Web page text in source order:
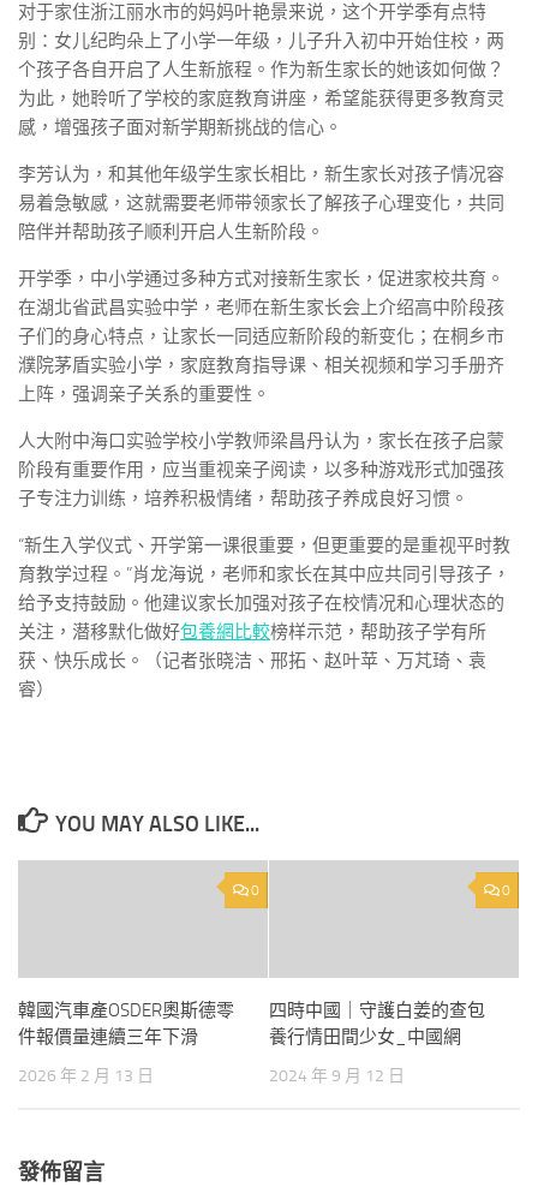
对于家住浙江丽水市的妈妈叶艳景来说，这个开学季有点特
别：女儿纪昀朵上了小学一年级，儿子升入初中开始住校，两
个孩子各自开启了人生新旅程。作为新生家长的她该如何做？
为此，她聆听了学校的家庭教育讲座，希望能获得更多教育灵
感，增强孩子面对新学期新挑战的信心。
李芳认为，和其他年级学生家长相比，新生家长对孩子情况容
易着急敏感，这就需要老师带领家长了解孩子心理变化，共同
陪伴并帮助孩子顺利开启人生新阶段。
开学季，中小学通过多种方式对接新生家长，促进家校共育。
在湖北省武昌实验中学，老师在新生家长会上介绍高中阶段孩
子们的身心特点，让家长一同适应新阶段的新变化；在桐乡市
濮院茅盾实验小学，家庭教育指导课、相关视频和学习手册齐
上阵，强调亲子关系的重要性。
人大附中海口实验学校小学教师梁昌丹认为，家长在孩子启蒙
阶段有重要作用，应当重视亲子阅读，以多种游戏形式加强孩
子专注力训练，培养积极情绪，帮助孩子养成良好习惯。
“新生入学仪式、开学第一课很重要，但更重要的是重视平时教
育教学过程。”肖龙海说，老师和家长在其中应共同引导孩子，
给予支持鼓励。他建议家长加强对孩子在校情况和心理状态的
关注，潜移默化做好包養網比較榜样示范，帮助孩子学有所
获、快乐成长。（记者张晓洁、邢拓、赵叶苹、万芃琦、袁
睿）
YOU MAY ALSO LIKE...
0
韓國汽車產OSDER奧斯德零
件報價量連續三年下滑
2026 年 2 月 13 日
0
四時中國｜守護白姜的查包
養行情田間少女_中國網
2024 年 9 月 12 日
發佈留言